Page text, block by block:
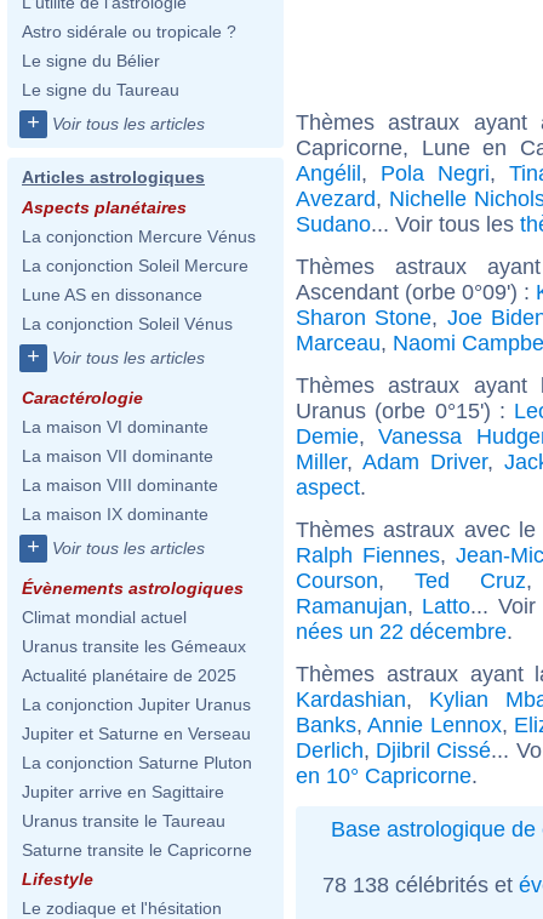
Astro sidérale ou tropicale ?
Le signe du Bélier
Le signe du Taureau
+ Voir tous les articles
Articles astrologiques
Aspects planétaires
La conjonction Mercure Vénus
La conjonction Soleil Mercure
Lune AS en dissonance
La conjonction Soleil Vénus
+ Voir tous les articles
Caractérologie
La maison VI dominante
La maison VII dominante
La maison VIII dominante
La maison IX dominante
+ Voir tous les articles
Évènements astrologiques
Climat mondial actuel
Uranus transite les Gémeaux
Actualité planétaire de 2025
La conjonction Jupiter Uranus
Jupiter et Saturne en Verseau
La conjonction Saturne Pluton
Jupiter arrive en Sagittaire
Uranus transite le Taureau
Saturne transite le Capricorne
Lifestyle
Le zodiaque et l'hésitation
Thèmes astraux
Capricorne, Lune en
Angélil, Pola Negri,
Avezard, Nichelle
Sudano... Voir tous les
Thèmes astraux
Ascendant (orbe 0°09') :
Sharon Stone, Joe
Marceau, Naomi
Thèmes astraux ayant
Uranus (orbe 0°15') :
Demie,Vanessa
Miller,Adam Driver,
aspect.
Thèmes astraux avec
Ralph Fiennes, Jean-
Courson, Ted Cruz
Ramanujan, Latto...
nées un 22 décembre.
Thèmes astraux
Kardashian, Kylian
Banks,Annie Lennox,
Derlich, Djibril Cissé...
en 10° Capricorne.
Base astrologique de
78 138 célébrités et